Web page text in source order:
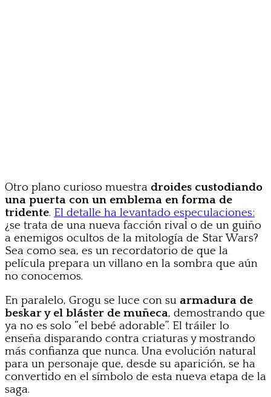
Otro plano curioso muestra droides custodiando
una puerta con un emblema en forma de
tridente. El detalle ha levantado especulaciones:
¿se trata de una nueva facción rival o de un guiño
a enemigos ocultos de la mitología de Star Wars?
Sea como sea, es un recordatorio de que la
película prepara un villano en la sombra que aún
no conocemos.
En paralelo, Grogu se luce con su armadura de
beskar y el bláster de muñeca, demostrando que
ya no es solo “el bebé adorable”. El tráiler lo
enseña disparando contra criaturas y mostrando
más confianza que nunca. Una evolución natural
para un personaje que, desde su aparición, se ha
convertido en el símbolo de esta nueva etapa de la
saga.